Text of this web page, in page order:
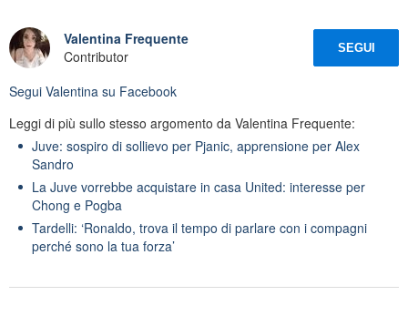
Valentina Frequente
Contributor
SEGUI
Segui Valentina su Facebook
Leggi di più sullo stesso argomento da Valentina Frequente:
Juve: sospiro di sollievo per Pjanic, apprensione per Alex
Sandro
La Juve vorrebbe acquistare in casa United: interesse per
Chong e Pogba
Tardelli: ‘Ronaldo, trova il tempo di parlare con i compagni
perché sono la tua forza’